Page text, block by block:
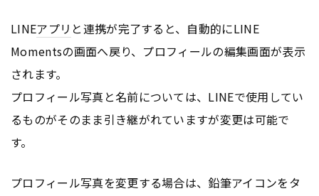
LINEアプリ と連携が完了すると、自動的にLINE
Momentsの画面へ戻り、プロフィールの編集画面が表示
されます。
プロフィール写真と名前については、LINEで使用してい
るものがそのまま引き継がれていますが変更は可能で
す。
プロフィール写真を変更する場合は、鉛筆アイコンをタ